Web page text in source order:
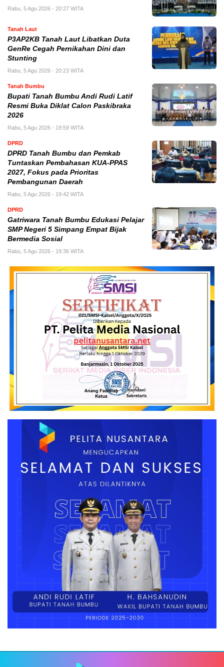
Rabu, 5 Agu 2026 - 20:27 WITA
Tanah Laut
P3AP2KB Tanah Laut Libatkan Duta
GenRe Cegah Pernikahan Dini dan
Stunting
Rabu, 5 Agu 2026 - 20:23 WITA
Tanah Bumbu
Bupati Tanah Bumbu Andi Rudi Latif
Resmi Buka Diklat Calon Paskibraka
2026
Rabu, 5 Agu 2026 - 19:59 WITA
DPRD
DPRD Tanah Bumbu dan Pemkab
Tuntaskan Pembahasan KUA-PPAS
2027, Fokus pada Prioritas
Pembangunan Daerah
Rabu, 5 Agu 2026 - 19:42 WITA
DPRD
Gatriwara Tanah Bumbu Edukasi Pelajar
SMP Negeri 5 Simpang Empat Bijak
Bermedia Sosial
Rabu, 5 Agu 2026 - 19:36 WITA